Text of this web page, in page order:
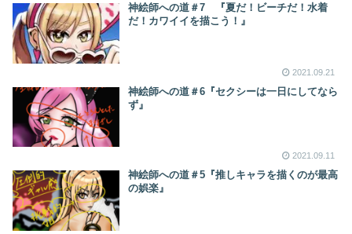
神絵師への道＃7 『夏だ！ビーチだ！水着
だ！カワイイを描こう！』
2021.09.21
神絵師への道＃6『セクシーは一日にしてなら
ず』
2021.09.11
神絵師への道＃5『推しキャラを描くのが最高
の娯楽』